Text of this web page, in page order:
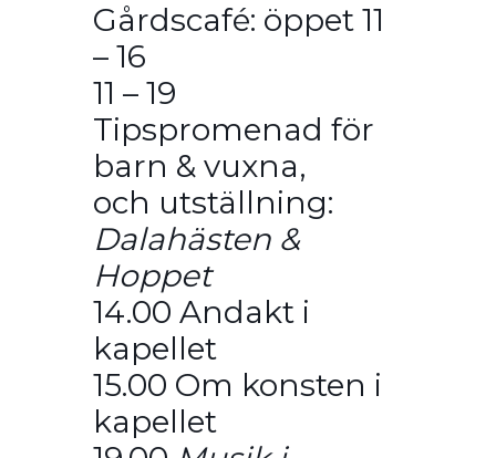
Gårdscafé: öppet 11
– 16
11 – 19
Tipspromenad för
barn & vuxna,
och utställning:
Dalahästen &
Hoppet
14.00 Andakt i
kapellet
15.00 Om konsten i
kapellet